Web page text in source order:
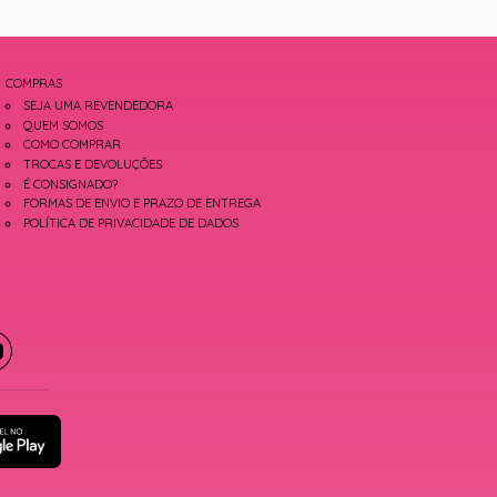
COMPRAS
SEJA UMA REVENDEDORA
QUEM SOMOS
COMO COMPRAR
TROCAS E DEVOLUÇÕES
É CONSIGNADO?
FORMAS DE ENVIO E PRAZO DE ENTREGA
POLÍTICA DE PRIVACIDADE DE DADOS